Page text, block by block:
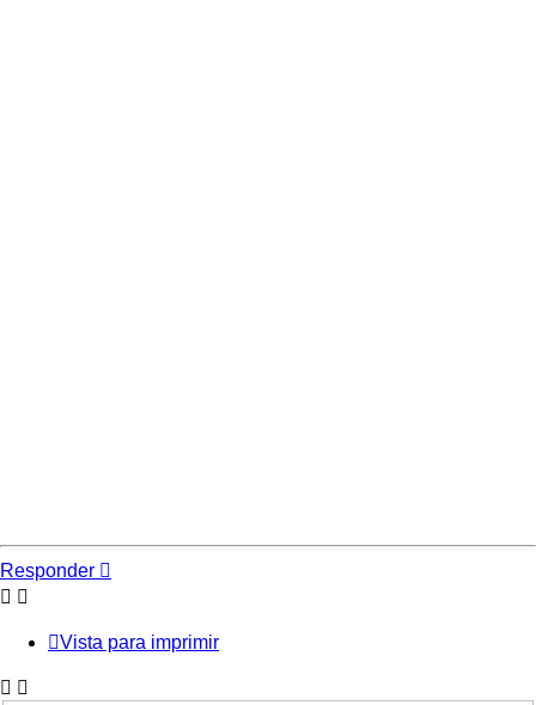
Responder
Vista para imprimir